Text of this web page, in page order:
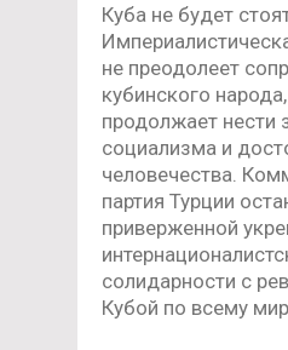
Куба не будет
не преодолеет
кубинского
продолжает нести
социализма и
человечества.
партия Турции
приверженной
солидарности с
Кубой по всему